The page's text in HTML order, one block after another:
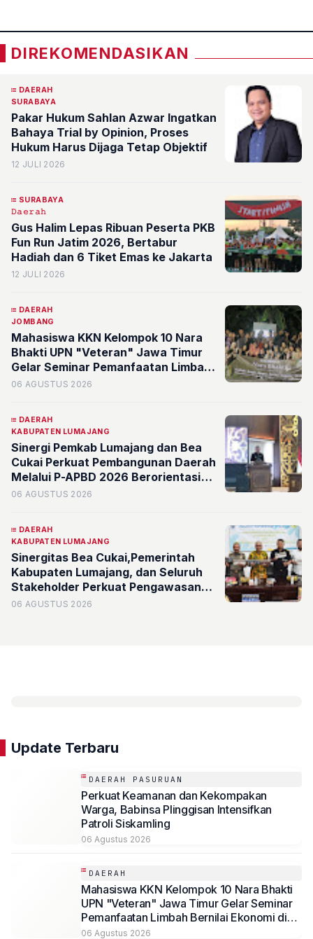
DIREKOMENDASIKAN
DAERAH
SURABAYA
Pakar Hukum Sahlan Azwar Ingatkan
Bahaya Trial by Opinion, Proses
Hukum Harus Dijaga Tetap Objektif
12 JULI 2026
SURABAYA
𝙳𝚊𝚎𝚛𝚊𝚑
Gus Halim Lepas Ribuan Peserta PKB
Fun Run Jatim 2026, Bertabur
Hadiah dan 6 Tiket Emas ke Jakarta
12 JULI 2026
DAERAH
JOMBANG
Mahasiswa KKN Kelompok 10 Nara
Bhakti UPN "Veteran" Jawa Timur
Gelar Seminar Pemanfaatan Limbah
Bernilai Ekonomi di Desa Mojoduwur
06 AGUSTUS 2026
DAERAH
KABUPATEN LUMAJANG
Sinergi Pemkab Lumajang dan Bea
Cukai Perkuat Pembangunan Daerah
Melalui P-APBD 2026 Berorientasi
pada Kesejahteraan Masyarakat
06 AGUSTUS 2026
DAERAH
KABUPATEN LUMAJANG
Sinergitas Bea Cukai,Pemerintah
Kabupaten Lumajang, dan Seluruh
Stakeholder Perkuat Pengawasan
Barang Kena Cukai Ilegal Melalui
06 AGUSTUS 2026
Update Terbaru
DAERAH PASURUAN
Perkuat Keamanan dan Kekompakan
Warga, Babinsa Plinggisan Intensifkan
Patroli Siskamling
06 Agustus 2026
DAERAH
Mahasiswa KKN Kelompok 10 Nara Bhakti
UPN "Veteran" Jawa Timur Gelar Seminar
Pemanfaatan Limbah Bernilai Ekonomi di
Desa Mojoduwur
06 Agustus 2026